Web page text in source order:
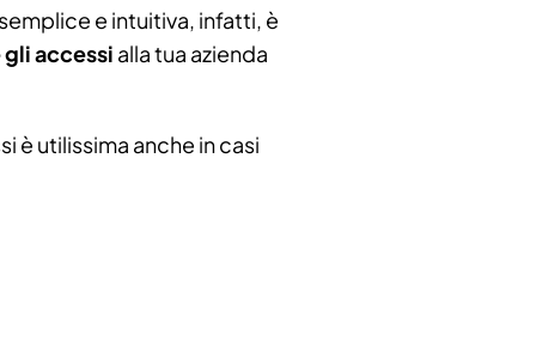
e intuitiva, infatti, è
accessi alla tua azienda
è utilissima anche in casi